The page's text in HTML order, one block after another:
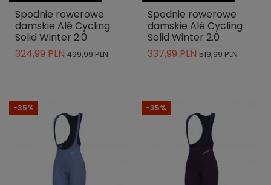
Spodnie rowerowe
damskie Alé Cycling
Solid Winter 2.0
324,99 PLN 499,99 PLN
Spodnie rowerowe
damskie Alé Cycling
Solid Winter 2.0
337,99 PLN 519,99 PLN
-35% -35%